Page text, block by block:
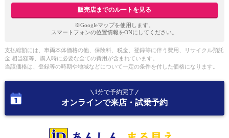
販売店までのルートを見る
※Googleマップを使用します。
スマートフォンの位置情報をONにしてください。
支払総額には、車両本体価格の他、保険料、税金、登録等に伴う費用、リサイクル預託
金 相当額等、購入時に必要な全ての費用が含まれています。
当該価格は、登録等の時期や地域などについて一定の条件を付した価格になります。
1分で予約完了
オンラインで来店・試乗予約